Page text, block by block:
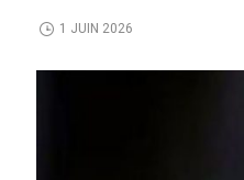
1 JUIN 2026